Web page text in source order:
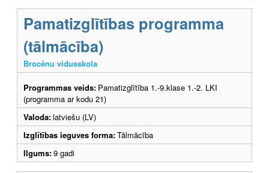
Pamatizglītības programma
(tālmācība)
Brocēnu vidusskola
Programmas veids: Pamatizglītība 1.-9.klase 1.-2. LKI
(programma ar kodu 21)
Valoda:latviešu (LV)
Izglītības ieguves forma:Tālmācība
Ilgums:9 gadi